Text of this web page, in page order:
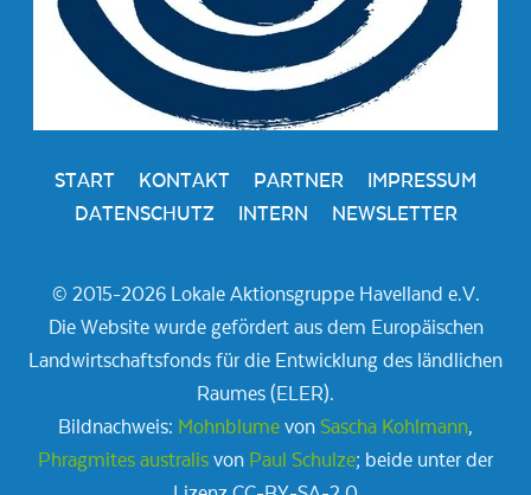
START KONTAKT PARTNER
IMPRESSUM
DATENSCHUTZ
INTERN NEWSLETTER
© 2015-2026 Lokale Aktionsgruppe Havelland e.V.
Die Website wurde gefördert aus dem Europäischen
Landwirtschaftsfonds für die Entwicklung des ländlichen
Raumes (ELER).
Bildnachweis: Mohnblume von Sascha Kohlmann,
Phragmites australis von Paul Schulze; beide unter der